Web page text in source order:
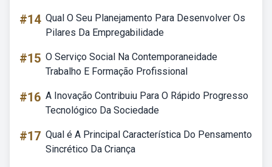
#14 Qual O Seu Planejamento Para Desenvolver Os
Pilares Da Empregabilidade
#15 O Serviço Social Na Contemporaneidade
Trabalho E Formação Profissional
#16 A Inovação Contribuiu Para O Rápido Progresso
Tecnológico Da Sociedade
#17 Qual é A Principal Característica Do Pensamento
Sincrético Da Criança